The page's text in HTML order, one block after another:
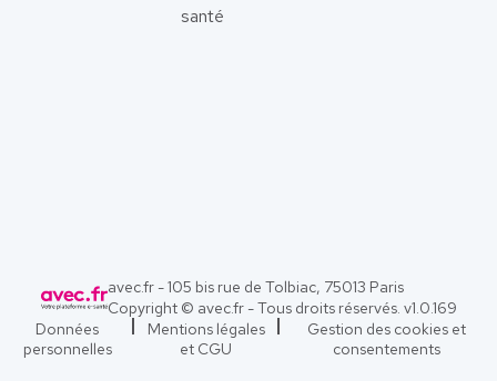
santé
avec.fr - 105 bis rue de Tolbiac, 75013 Paris
Copyright © avec.fr - Tous droits réservés. v1.0.169
Données
personnelles
Mentions légales
et CGU
Gestion des cookies et
consentements